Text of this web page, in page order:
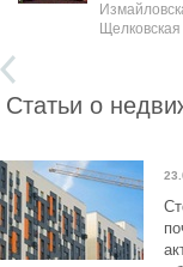
Статьи о